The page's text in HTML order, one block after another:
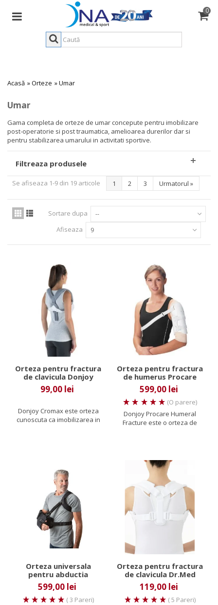
0
Acasă »Orteze »Umar
Umar
Gama completa de orteze de umar concepute pentru imobilizare
post-operatorie si post traumatica, amelioarea durerilor dar si
pentru stabilizarea umarului in activitati sportive.
Filtreaza produsele
1 2 3 Urmatorul »
Se afiseaza 1-9 din 19 articole
Sortare dupa --
Afiseaza 9
Orteza pentru fractura
de clavicula Donjoy
Cromax
99,00 lei
Donjoy Cromax este orteza
cunoscuta ca imobilizarea in
Orteza pentru fractura
de humerus Procare
599,00 lei
(O parere)
Donjoy Procare Humeral
Fracture este o orteza de
Orteza universala
pentru abductia
umarului Ultrasling Pro
599,00 lei
( 3 Pareri)
Orteza pentru fractura
de clavicula Dr.Med
119,00 lei
( 5 Pareri)